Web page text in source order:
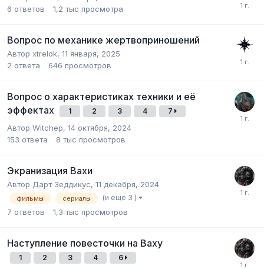
6 ответов 1,2 тыс просмотра
Вопрос по механике жертвоприношений
Автор xtrelok, 11 января, 2025
2 ответа 646 просмотров
Вопрос о характеристиках техники и её
эффектах
1 2 3 4 7
Автор Witchep, 14 октября, 2024
153 ответа 8 тыс просмотров
Экранизация Вахи
Автор Дарт Зеддикус, 11 декабря, 2024
фильмы сериалы (и ещё 3 )
7 ответов 1,3 тыс просмотров
Наступление повесточки на Ваху
1 2 3 4 6